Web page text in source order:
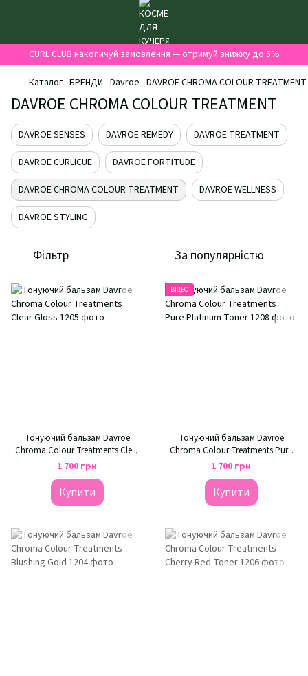
CURL CLUB накопичуй замовлення — отримуй знижку до 5%
Каталог БРЕНДИ Davroe DAVROE CHROMA COLOUR TREATMENT
DAVROE CHROMA COLOUR TREATMENT
DAVROE SENSES DAVROE REMEDY
DAVROE TREATMENT
DAVROE CURLICUE
DAVROE FORTITUDE
DAVROE CHROMA COLOUR TREATMENT
DAVROE WELLNESS
DAVROE STYLING
Фільтр За популярністю
Тонуючий бальзам Davroe
Chroma Colour Treatments Clear
Gloss
1 700 грн
Купити
ВІДЕО
Тонуючий бальзам Davroe
Chroma Colour Treatments Pure
Platinum Toner
1 700 грн
Купити